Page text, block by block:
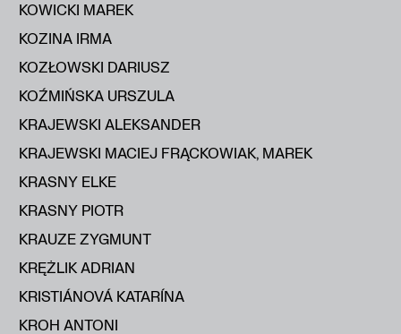
KOWICKI MAREK
KOZINA IRMA
KOZŁOWSKI DARIUSZ
KOŹMIŃSKA URSZULA
KRAJEWSKI ALEKSANDER
KRAJEWSKI MACIEJ FRĄCKOWIAK, MAREK
KRASNY ELKE
KRASNY PIOTR
KRAUZE ZYGMUNT
KRĘŻLIK ADRIAN
KRISTIÁNOVÁ KATARÍNA
KROH ANTONI